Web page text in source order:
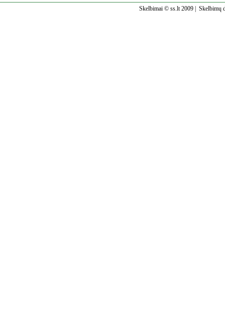
Skelbimai © ss.lt 2009 | Skelbimų